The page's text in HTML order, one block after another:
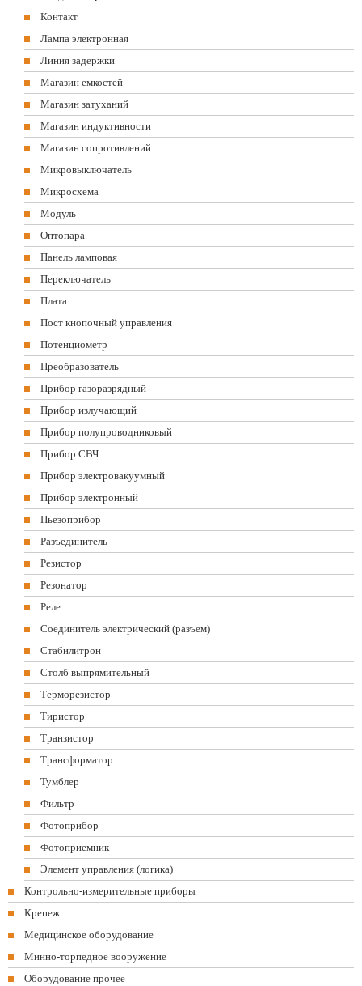
Контакт
Лампа электронная
Линия задержки
Магазин емкостей
Магазин затуханий
Магазин индуктивности
Магазин сопротивлений
Микровыключатель
Микросхема
Модуль
Оптопара
Панель ламповая
Переключатель
Плата
Пост кнопочный управления
Потенциометр
Преобразователь
Прибор газоразрядный
Прибор излучающий
Прибор полупроводниковый
Прибор СВЧ
Прибор электровакуумный
Прибор электронный
Пьезоприбор
Разъединитель
Резистор
Резонатор
Реле
Соединитель электрический (разъем)
Стабилитрон
Столб выпрямительный
Терморезистор
Тиристор
Транзистор
Трансформатор
Тумблер
Фильтр
Фотоприбор
Фотоприемник
Элемент управления (логика)
Контрольно-измерительные приборы
Крепеж
Медицинское оборудование
Минно-торпедное вооружение
Оборудование прочее